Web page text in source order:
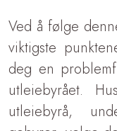
Ved å følge
viktigste
deg en
utleiebyrået.
utleiebyrå,